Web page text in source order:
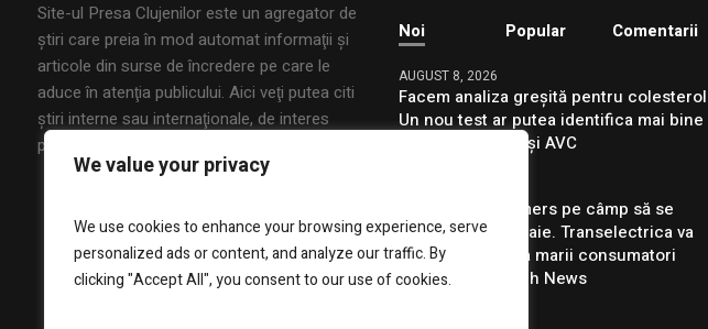
We value your privacy
We use cookies to enhance your browsing experience, serve
personalized ads or content, and analyze our traffic. By
clicking "Accept All", you consent to our use of cookies.
Site-ul Presa Clujenilor este un agregator de
ştiri care preia în mod automat informaţii şi
articole din surse de încredere pe care le
aduce în atenţia publicului. Aici veţi putea citi
ştiri interne sau internaţionale, de interes
public, din mai multe domenii.
Noi Popular Comentarii
AUGUST 8, 2026
Facem analiza greșită pentru
Un nou test ar putea identifica mai bine
riscul de infarct și AVC
ÎPS Teodosie a mers pe câmp să se
roage pentru ploaie. Transelectrica va
putea deconecta marii consumatori
industriali – Aleph News